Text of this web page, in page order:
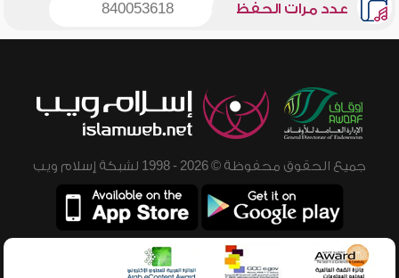
عدد مرات الحفظ 840053618
جميع الحقوق محفوظة © 2026 - 1998 لشبكة إسلام ويب